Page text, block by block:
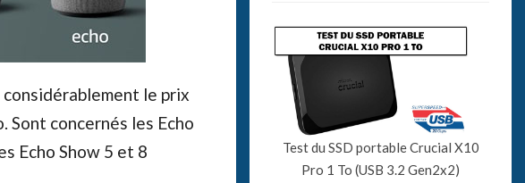
le prix
Sont concernés les Echo
Echo Show 5 et 8
Test du SSD portable Crucial X10
Pro 1 To (USB 3.2 Gen2x2)